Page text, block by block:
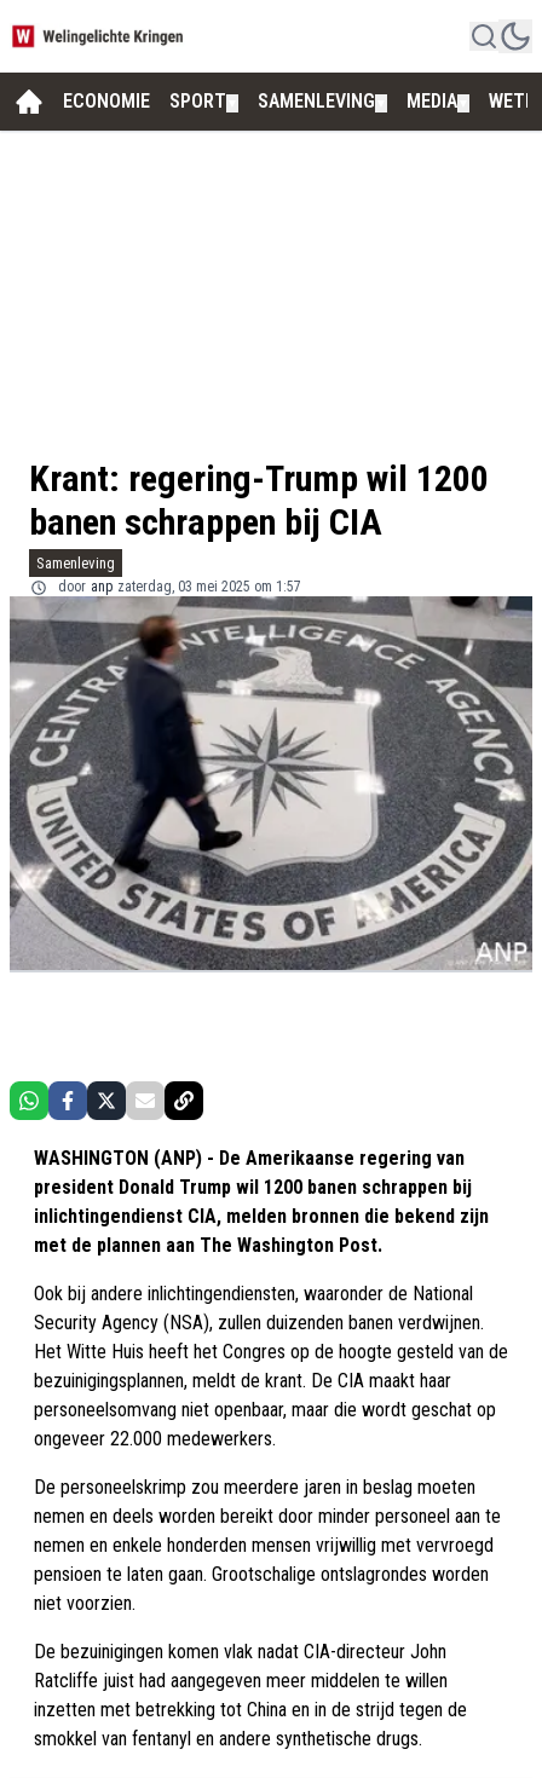
ECONOMIE SPORT SAMENLEVING MEDIA
Krant: regering-Trump wil 1200
banen schrappen bij CIA
Samenleving
door anp zaterdag, 03 mei 2025 om 1:57
WASHINGTON (ANP) - De Amerikaanse regering van
president Donald Trump wil 1200 banen schrappen bij
inlichtingendienst CIA, melden bronnen die bekend zijn
met de plannen aan The Washington Post.
Ook bij andere inlichtingendiensten, waaronder de National
Security Agency (NSA), zullen duizenden banen verdwijnen.
Het Witte Huis heeft het Congres op de hoogte gesteld van de
bezuinigingsplannen, meldt de krant. De CIA maakt haar
personeelsomvang niet openbaar, maar die wordt geschat op
ongeveer 22.000 medewerkers.
De personeelskrimp zou meerdere jaren in beslag moeten
nemen en deels worden bereikt door minder personeel aan te
nemen en enkele honderden mensen vrijwillig met vervroegd
pensioen te laten gaan. Grootschalige ontslagrondes worden
niet voorzien.
De bezuinigingen komen vlak nadat CIA-directeur John
Ratcliffe juist had aangegeven meer middelen te willen
inzetten met betrekking tot China en in de strijd tegen de
smokkel van fentanyl en andere synthetische drugs.